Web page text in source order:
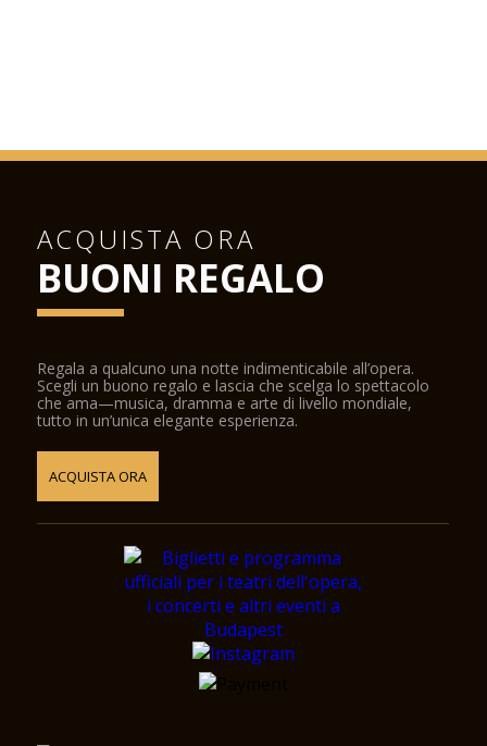
ACQUISTA ORA
BUONI REGALO
Regala a qualcuno una notte indimenticabile all’opera.
Scegli un buono regalo e lascia che scelga lo spettacolo
che ama—musica, dramma e arte di livello mondiale,
tutto in un’unica elegante esperienza.
ACQUISTA ORA